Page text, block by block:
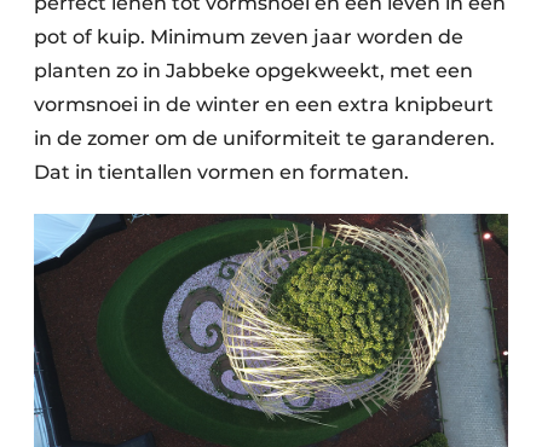
pot of kuip. Minimum zeven jaar worden de
planten zo in Jabbeke opgekweekt, met een
vormsnoei in de winter en een extra knipbeurt
in de zomer om de uniformiteit te garanderen.
Dat in tientallen vormen en formaten.